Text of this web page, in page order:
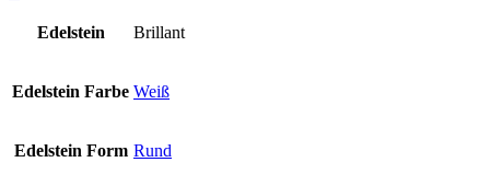
Edelstein Brillant
Edelstein Farbe Weiß
Edelstein Form Rund